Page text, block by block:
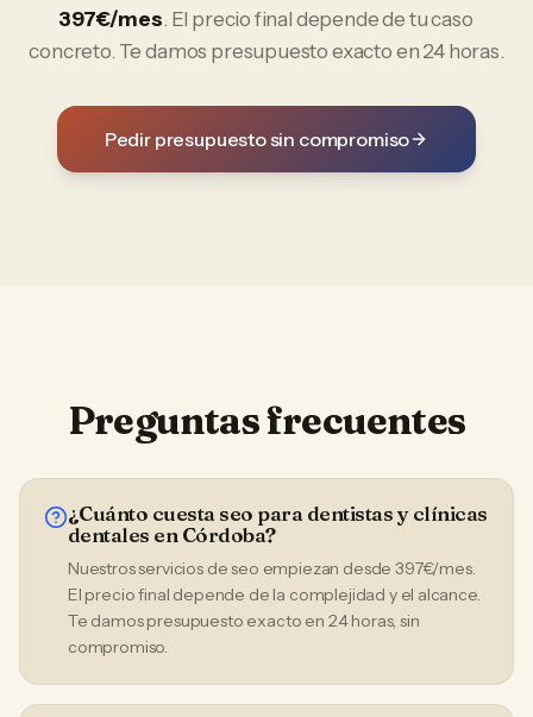
397€/mes. El precio final depende de tu caso
concreto. Te damos presupuesto exacto en 24 horas.
Pedir presupuesto sin compromiso
Preguntas frecuentes
¿Cuánto cuesta seo para dentistas y clínicas
dentales en Córdoba?
Nuestros servicios de seo empiezan desde 397€/mes.
El precio final depende de la complejidad y el alcance.
Te damos presupuesto exacto en 24 horas, sin
compromiso.